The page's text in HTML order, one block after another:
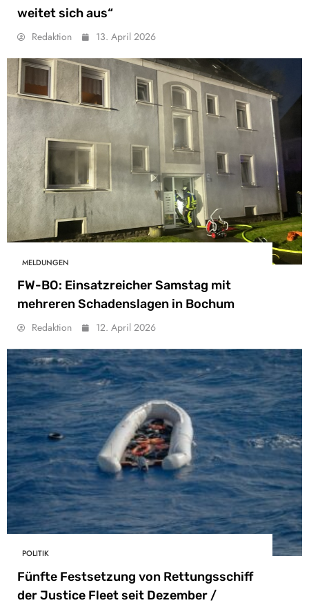
weitet sich aus“
Redaktion 13. April 2026
MELDUNGEN
FW-BO: Einsatzreicher Samstag mit
mehreren Schadenslagen in Bochum
Redaktion 12. April 2026
POLITIK
Fünfte Festsetzung von Rettungsschiff
der Justice Fleet seit Dezember /